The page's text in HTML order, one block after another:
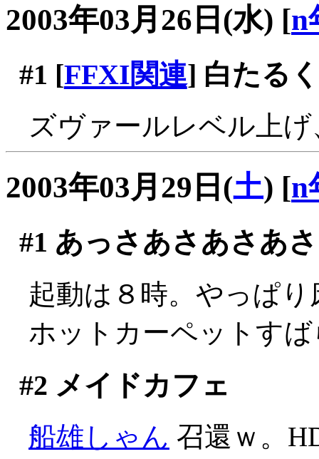
2003年03月26日(水) [n
#1 [FFXI関連] 白たる
ズヴァールレベル上
2003年03月29日(土) [n
#1 あっさあさあさあ
起動は８時。やっぱ
ホットカーペットす
#2 メイドカフェ
船雄しゃん 召還ｗ。